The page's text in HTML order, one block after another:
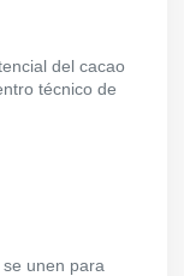
del cacao
técnico de
unen para